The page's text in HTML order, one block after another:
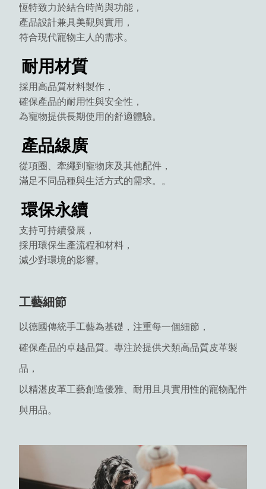
恆特致力於結合時尚與功能，
產品設計兼具美觀與實用，
符合現代寵物主人的需求。
耐用材質
採用高品質材料製作，
確保產品的耐用性與安全性，
為寵物提供長期使用的舒適體驗。
產品線廣
從項圈、牽繩到寵物床及其他配件，
滿足不同品種與生活方式的需求。。
環保永續
支持可持續發展，
採用環保生產流程和材料，
減少對環境的影響。
工藝細節
以德國傳統手工藝為基礎，注重每一個細節，
確保產品的卓越品質。專注於提供犬類高品質皮革製
品，
以精湛皮革工藝創造優雅、耐用且具實用性的寵物配件
與用品。